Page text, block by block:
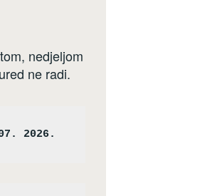
nedjeljom
ne radi.
2026.